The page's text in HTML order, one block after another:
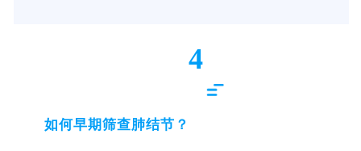
4
如何早期筛查肺结节？